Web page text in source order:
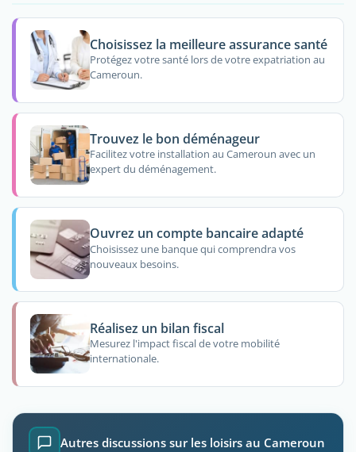
Choisissez la meilleure assurance santé
Protégez votre santé lors de votre expatriation au
Cameroun.
Trouvez le bon déménageur
Facilitez votre installation au Cameroun avec un
expert du déménagement.
Ouvrez un compte bancaire adapté
Choisissez une banque qui comprendra vos
nouveaux besoins.
Réalisez un bilan fiscal
Mesurez l'impact fiscal de votre mobilité
internationale.
Autres discussions sur les loisirs au Cameroun